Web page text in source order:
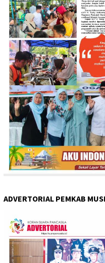
ADVERTORIAL PEMKAB